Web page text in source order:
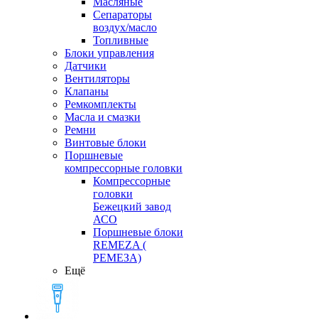
Сепараторы
воздух/масло
Топливные
Блоки управления
Датчики
Вентиляторы
Клапаны
Ремкомплекты
Масла и смазки
Ремни
Винтовые блоки
Поршневые
компрессорные головки
Компрессорные
головки
Бежецкий завод
АСО
Поршневые блоки
REMEZA (
РЕМЕЗА)
Ещё